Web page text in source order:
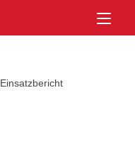
Einsatzbericht